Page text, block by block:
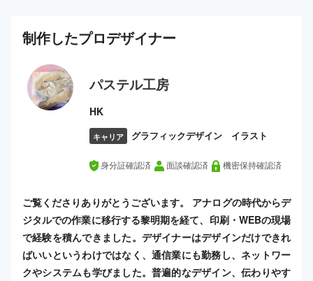
制作したプロデザイナー
パステル工房
HK
キャリア グラフィックデザイン イラスト
身分証確認済 面談確認済 機密保持確認済
ご覧くださりありがとうございます。 アナログの時代からデ
ジタルでの作業に移行する黎明期を経て、印刷・WEBの現場
で経験を積んできました。デザイナーはデザインだけできれ
ばいいというわけではなく、通信業にも勤務し、ネットワー
クやシステムも学びました。普遍的なデザイン、伝わりやす